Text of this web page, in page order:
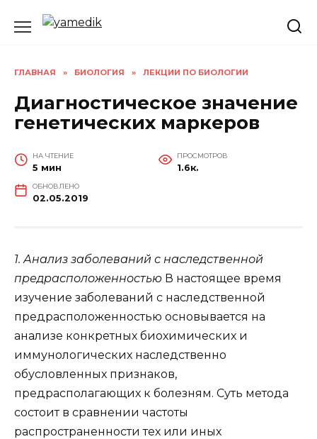
ГЛАВНАЯ » БИОЛОГИЯ » ЛЕКЦИИ ПО БИОЛОГИИ
Диагностическое значение
генетических маркеров
НА ЧТЕНИЕ
5 мин
ПРОСМОТРОВ
1.6к.
ОБНОВЛЕНО
02.05.2019
1. Анализ заболеваний с наследственной
предрасположенностью В настоящее время
изучение заболеваний с наследственной
предрасположенностью основывается на
анализе конкретных биохимических и
иммунологических наследственно
обусловленных признаков,
предрасполагающих к болезням. Суть метода
состоит в сравнении частоты
распространенности тех или иных